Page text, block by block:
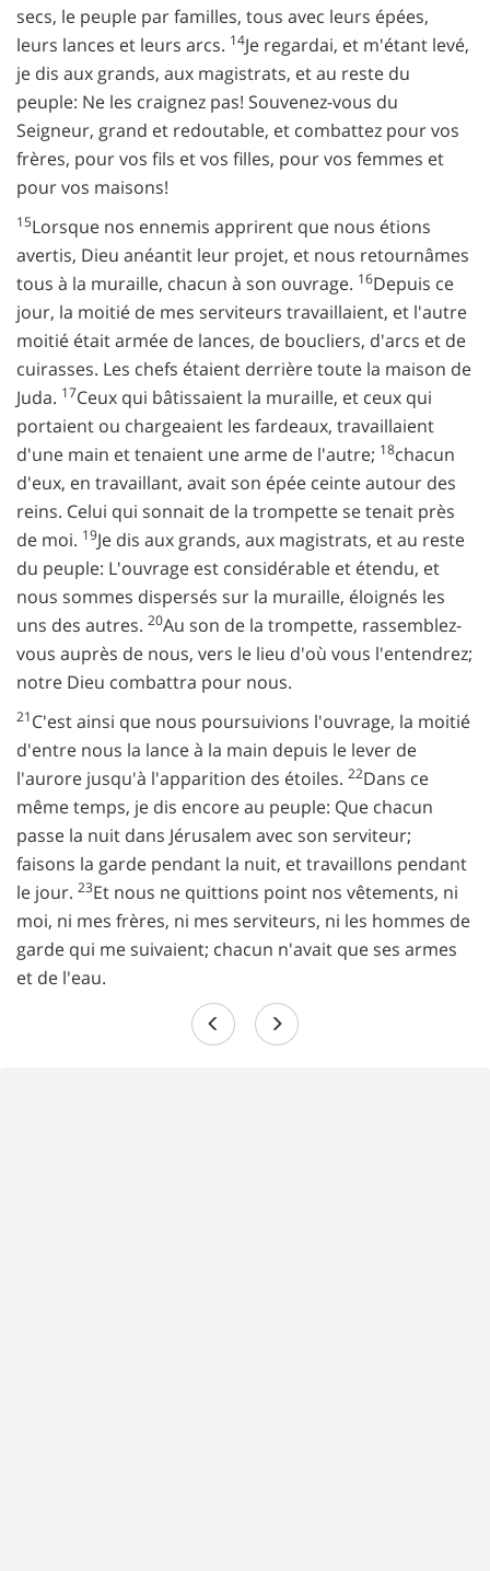
secs, le peuple par familles, tous avec leurs épées,
leurs lances et leurs arcs. 14Je regardai, et m'étant levé,
je dis aux grands, aux magistrats, et au reste du
peuple: Ne les craignez pas! Souvenez-vous du
Seigneur, grand et redoutable, et combattez pour vos
frères, pour vos fils et vos filles, pour vos femmes et
pour vos maisons!
15Lorsque nos ennemis apprirent que nous étions
avertis, Dieu anéantit leur projet, et nous retournâmes
tous à la muraille, chacun à son ouvrage. 16Depuis ce
jour, la moitié de mes serviteurs travaillaient, et l'autre
moitié était armée de lances, de boucliers, d'arcs et de
cuirasses. Les chefs étaient derrière toute la maison de
Juda. 17Ceux qui bâtissaient la muraille, et ceux qui
portaient ou chargeaient les fardeaux, travaillaient
d'une main et tenaient une arme de l'autre; 18chacun
d'eux, en travaillant, avait son épée ceinte autour des
reins. Celui qui sonnait de la trompette se tenait près
de moi. 19Je dis aux grands, aux magistrats, et au reste
du peuple: L'ouvrage est considérable et étendu, et
nous sommes dispersés sur la muraille, éloignés les
uns des autres. 20Au son de la trompette, rassemblez-
vous auprès de nous, vers le lieu d'où vous l'entendrez;
notre Dieu combattra pour nous.
21C'est ainsi que nous poursuivions l'ouvrage, la moitié
d'entre nous la lance à la main depuis le lever de
l'aurore jusqu'à l'apparition des étoiles. 22Dans ce
même temps, je dis encore au peuple: Que chacun
passe la nuit dans Jérusalem avec son serviteur;
faisons la garde pendant la nuit, et travaillons pendant
le jour. 23Et nous ne quittions point nos vêtements, ni
moi, ni mes frères, ni mes serviteurs, ni les hommes de
garde qui me suivaient; chacun n'avait que ses armes
et de l'eau.